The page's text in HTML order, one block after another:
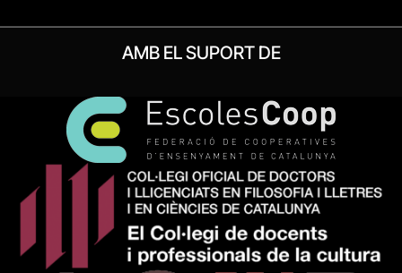
AMB EL SUPORT DE